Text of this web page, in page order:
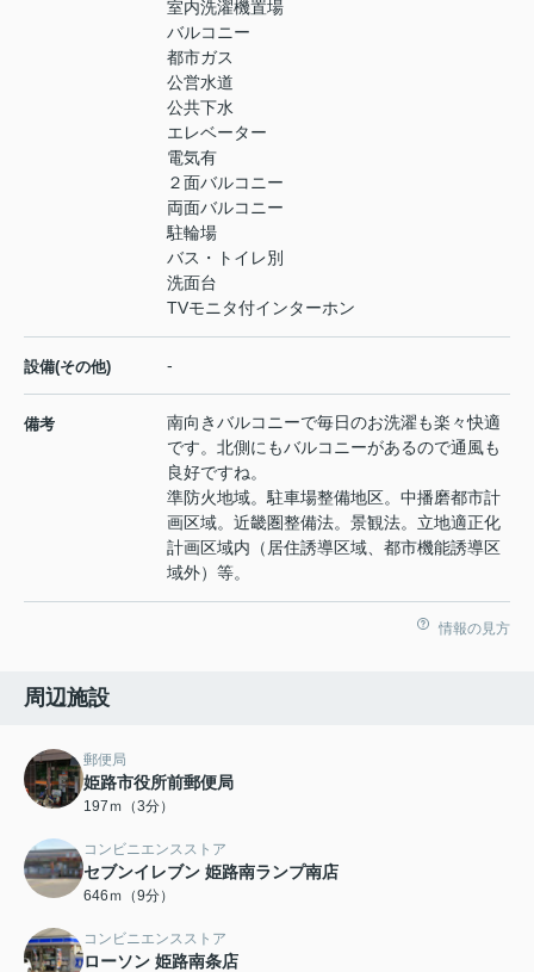
室内洗濯機置場
バルコニー
都市ガス
公営水道
公共下水
エレベーター
電気有
２面バルコニー
両面バルコニー
駐輪場
バス・トイレ別
洗面台
TVモニタ付インターホン
設備(その他) -
備考
南向きバルコニーで毎日のお洗濯も楽々快適
です。北側にもバルコニーがあるので通風も
良好ですね。
準防火地域。駐車場整備地区。中播磨都市計
画区域。近畿圏整備法。景観法。立地適正化
計画区域内（居住誘導区域、都市機能誘導区
域外）等。
情報の見方
周辺施設
郵便局
姫路市役所前郵便局
197ｍ（3分）
コンビニエンスストア
セブンイレブン 姫路南ランプ南店
646ｍ（9分）
コンビニエンスストア
ローソン 姫路南条店